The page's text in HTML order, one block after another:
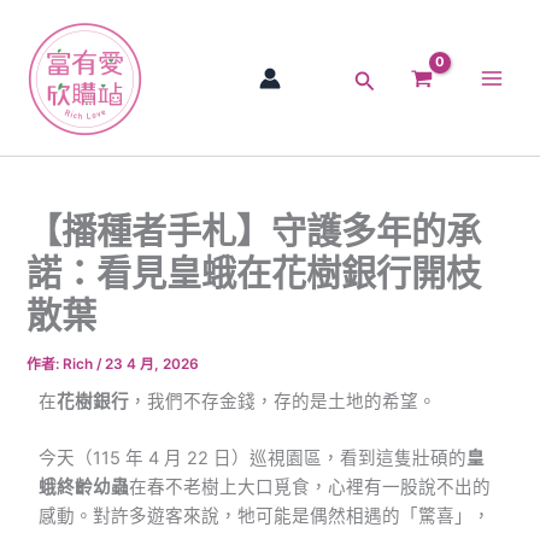
容
搜
【播種者手札】守護多年的承
諾：看見皇蛾在花樹銀行開枝
散葉
作者: Rich/23 4 月, 2026
在花樹銀行 ，我們不存金錢，存的是土地的希望。
今天（115 年 4 月 22 日）巡視園區，看到這隻壯碩的皇
蛾終齡幼蟲在春不老樹上大口覓食，心裡有一股說不出的
感動。對許多遊客來說，牠可能是偶然相遇的「驚喜」，